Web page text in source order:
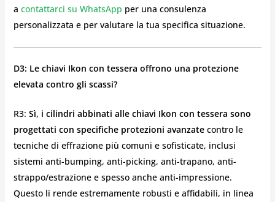
a contattarci su WhatsApp per una consulenza
personalizzata e per valutare la tua specifica situazione.
D3: Le chiavi Ikon con tessera offrono una protezione
elevata contro gli scassi?
R3: Sì, i cilindri abbinati alle chiavi Ikon con tessera sono
progettati con specifiche protezioni avanzatecontro le
tecniche di effrazione più comuni e sofisticate, inclusi
sistemi anti-bumping, anti-picking, anti-trapano, anti-
strappo/estrazione e spesso anche anti-impressione.
Questo li rende estremamente robusti e affidabili, in linea